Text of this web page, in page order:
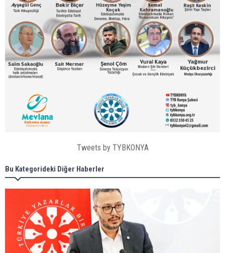
Tweets by TYBKONYA
Bu Kategorideki Diğer Haberler